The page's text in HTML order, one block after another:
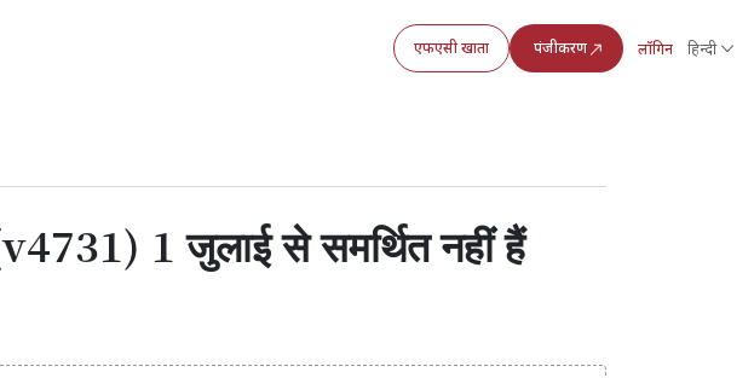
एफएसी खाता पंजीकरण लॉगिन हिन्दी
1 जुलाई से समर्थित नहीं हैं